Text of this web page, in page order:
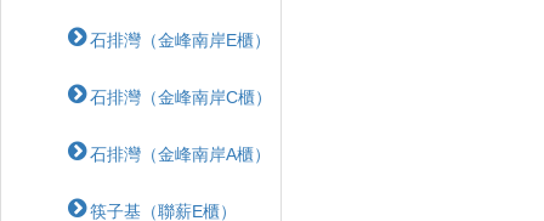
石排灣（金峰南岸E櫃）
石排灣（金峰南岸C櫃）
石排灣（金峰南岸A櫃）
筷子基（聯薪E櫃）